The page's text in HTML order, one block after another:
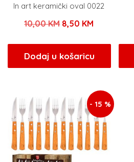
In art keramički oval 0022
10,00KM Izvorna
bila
je:
8,50 KM
je:
8,50 KM.
Dodaj u košaricu
- 15 %